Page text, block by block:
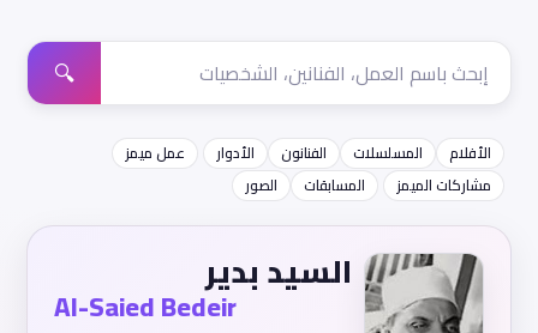
🔍
الأفلام المسلسلات الفنانون الأدوار
عمل ميمز
مشاركات الميمز
المسابقات الصور
السيد بدير
Al-Saied Bedeir